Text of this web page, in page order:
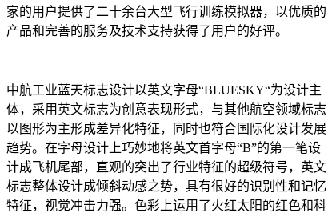
家的用户提供了二十余台大型飞行训练模拟器，以优质的
产品和完善的服务及技术支持获得了用户的好评。
中航工业蓝天标志设计以英文字母“BLUESKY“为设计主
体，采用英文标志为创意表现形式，与其他航空领域标志
以图形为主形成差异化特征，同时也符合国际化设计发展
趋势。在字母设计上巧妙地将英文首字母“B”的第一笔设
计成飞机尾部，直观的突出了行业特征的超级符号， 英文
标志整体设计成倾斜动感之势， 具有很好的识别性和记忆
特征，视觉冲击力强。色彩上运用了火红太阳的红色和科